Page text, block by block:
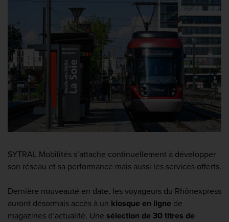
SYTRAL Mobilités s’attache continuellement à développer
son réseau et sa performance mais aussi les services offerts.
Dernière nouveauté en date, les voyageurs du Rhônexpress
auront désormais accès à un kiosque en ligne de
magazines d’actualité. Une sélection de 30 titres de